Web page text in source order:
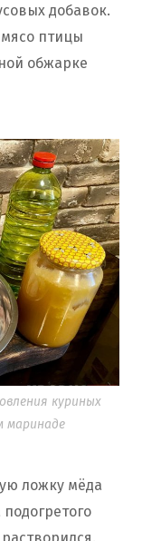
добавок.
мясо птицы
обжарке
куриных
маринаде
ложку мёда